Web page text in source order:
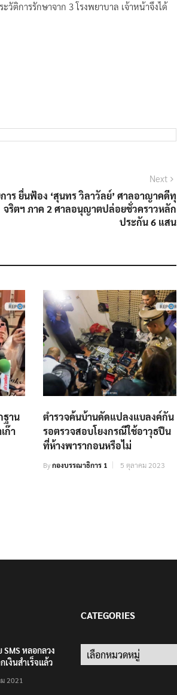
ติการรักษาจาก 3 โรงพยาบาล เจ้าหน้าจึงได้
Next
าร ยื่นฟ้อง ‘สุนทร วิลาวัลย์’ ศาลอาญาคดีทุ
จริตฯ ภาค 2 ศาลอนุญาตปล่อยชั่วคราวหลัก
ประกัน 6 แสน
ฐาน
ก๊า
ตำรวจค้นบ้านดัดแปลงแบลงค์กัน
รอตรวจสอบโยงกรณีใช้อาวุธปืน
ที่ห้างพารากอนหรือไม่
Byกองบรรณาธิการ 1 5 ตุลาคม 2023
SMS หลอกลวง
งินสำเร็จแล้ว
บาท”
2021
CATEGORIES
Categories